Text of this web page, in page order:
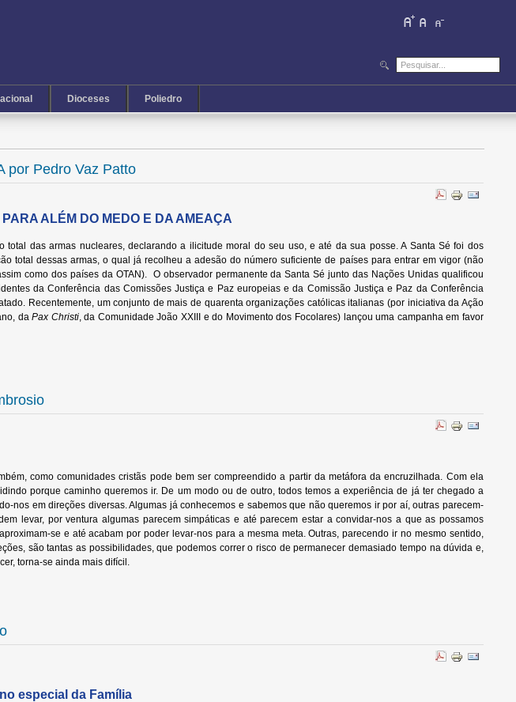
Dioceses Poliedro
por Pedro Vaz Patto
PARA ALÉM DO MEDO E DA AMEAÇA
das armas nucleares, declarando a ilicitude moral do seu uso, e até da sua posse. A Santa Sé foi dos
total dessas armas, o qual já recolheu a adesão do número suficiente de países para entrar em vigor (não
como dos países da OTAN). O observador permanente da Santa Sé junto das Nações Unidas qualificou
da Conferência das Comissões Justiça e Paz europeias e da Comissão Justiça e Paz da Conferência
Recentemente, um conjunto de mais de quarenta organizações católicas italianas (por iniciativa da Ação
daPax Christi, da Comunidade João XXIII e do Movimento dos Focolares) lançou uma campanha em favor
como comunidades cristãs pode bem ser compreendido a partir da metáfora da encruzilhada. Com ela
porque caminho queremos ir. De um modo ou de outro, todos temos a experiência de já ter chegado a
nos em direções diversas. Algumas já conhecemos e sabemos que não queremos ir por aí, outras parecem-
levar, por ventura algumas parecem simpáticas e até parecem estar a convidar-nos a que as possamos
se e até acabam por poder levar-nos para a mesma meta. Outras, parecendo ir no mesmo sentido,
são tantas as possibilidades, que podemos correr o risco de permanecer demasiado tempo na dúvida e,
torna-se ainda mais difícil.
especial da Família